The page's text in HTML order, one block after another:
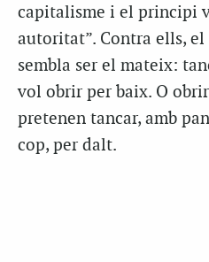
capitalisme i el principi
autoritat”. Contra ells, el
sembla ser el mateix:
vol obrir per baix. O
pretenen tancar, amb
cop, per dalt.